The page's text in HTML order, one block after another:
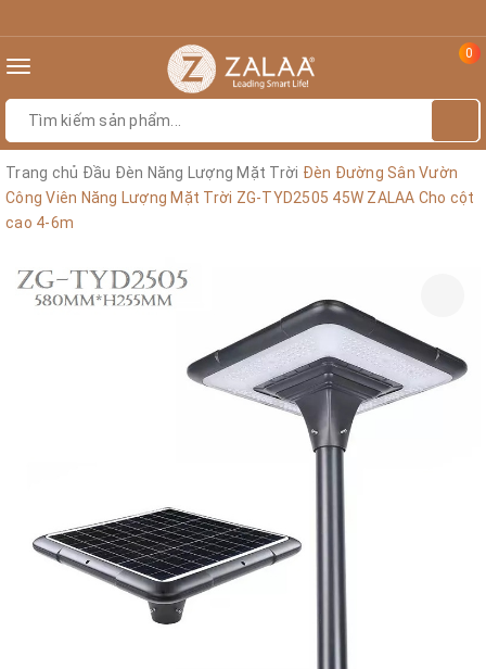
Toggle
0
Trang chủ Đầu Đèn Năng Lượng Mặt Trời Đèn Đường Sân Vườn
Công Viên Năng Lượng Mặt Trời ZG-TYD2505 45W ZALAA Cho cột
cao 4-6m